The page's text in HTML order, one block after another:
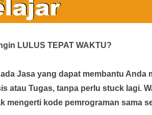
LULUS TEPAT WAKTU?
Jasa yang dapat membantu Anda
atau Tugas, tanpa perlu stuck lagi.
mengerti kode pemrograman sama